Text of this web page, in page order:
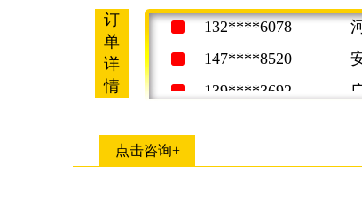
订
单
详
情
132****6078
点击咨询+